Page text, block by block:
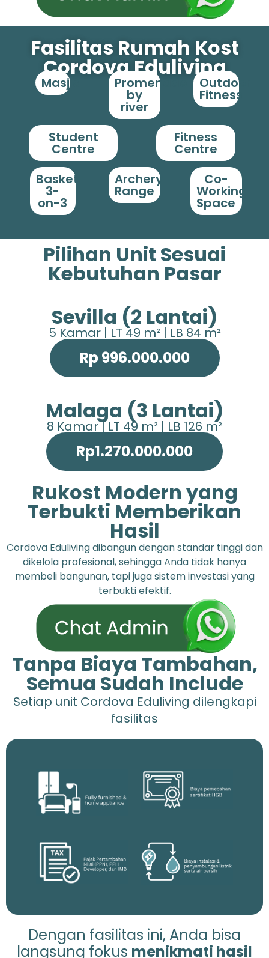
Fasilitas Rumah Kost
Cordova Eduliving
Masjid Promenade
by
river
Outdoor
Fitness
Student
Centre
Fitness
Centre
Basket
3-
on-3
Archery
Range
Co-
Working
Space
Pilihan Unit Sesuai
Kebutuhan Pasar
Sevilla (2 Lantai)
5 Kamar | LT 49 m² | LB 84 m²
Rp 996.000.000
Malaga (3 Lantai)
8 Kamar | LT 49 m² | LB 126 m²
Rp1.270.000.000
Rukost Modern yang
Terbukti Memberikan
Hasil
Cordova Eduliving dibangun dengan standar tinggi dan
dikelola profesional, sehingga Anda tidak hanya
membeli bangunan, tapi juga sistem investasi yang
terbukti efektif.
Tanpa Biaya Tambahan,
Semua Sudah Include
Setiap unit Cordova Eduliving dilengkapi
fasilitas
Dengan fasilitas ini, Anda bisa
langsung fokus menikmati hasil